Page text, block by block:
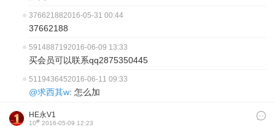
376621882016-05-31 00:44
37662188
5914887192016-06-09 13:33
买会员可以联系qq2875350445
5119436452016-06-11 09:33
@求西其w: 怎么加
HE永V1
10# 2016-05-09 12:23